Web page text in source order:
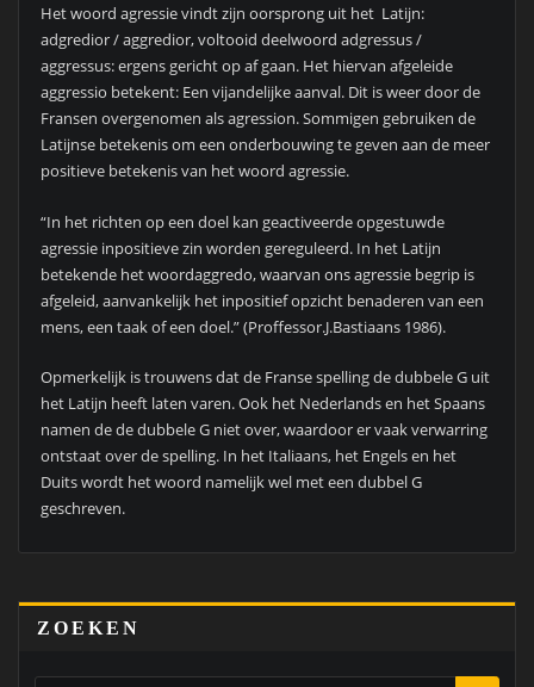
Het woord agressie vindt zijn oorsprong uit het Latijn:
adgredior / aggredior, voltooid deelwoord adgressus /
aggressus: ergens gericht op af gaan. Het hiervan afgeleide
aggressio betekent: Een vijandelijke aanval. Dit is weer door de
Fransen overgenomen als agression. Sommigen gebruiken de
Latijnse betekenis om een onderbouwing te geven aan de meer
positieve betekenis van het woord agressie.
“In het richten op een doel kan geactiveerde opgestuwde
agressie inpositieve zin worden gereguleerd. In het Latijn
betekende het woordaggredo, waarvan ons agressie begrip is
afgeleid, aanvankelijk het inpositief opzicht benaderen van een
mens, een taak of een doel.” (Proffessor.J.Bastiaans 1986).
Opmerkelijk is trouwens dat de Franse spelling de dubbele G uit
het Latijn heeft laten varen. Ook het Nederlands en het Spaans
namen de de dubbele G niet over, waardoor er vaak verwarring
ontstaat over de spelling. In het Italiaans, het Engels en het
Duits wordt het woord namelijk wel met een dubbel G
geschreven.
ZOEKEN